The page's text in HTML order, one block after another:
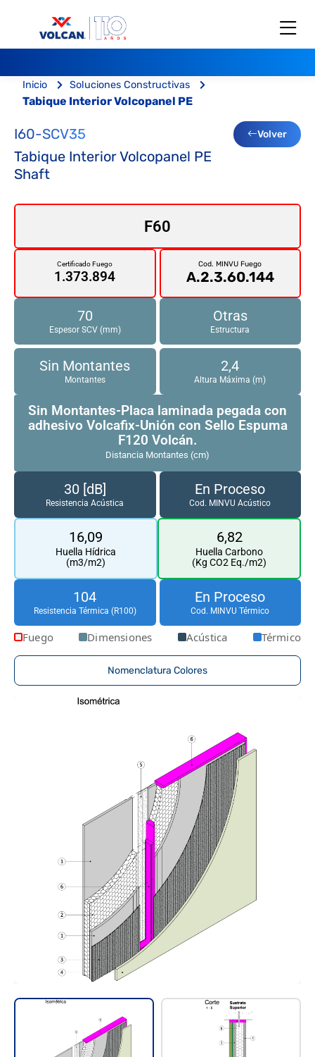
Inicio Soluciones Constructivas
Tabique Interior Volcopanel PE
I60-SCV35 Volver
Tabique Interior Volcopanel PE
Shaft
F60
Certificado Fuego
1.373.894
Cod. MINVU Fuego
A.2.3.60.144
70
Espesor SCV (mm)
Otras
Estructura
Sin Montantes
Montantes
2,4
Altura Máxima (m)
Sin Montantes-Placa laminada pegada con
adhesivo Volcafix-Unión con Sello Espuma
F120 Volcán.
Distancia Montantes (cm)
30 [dB]
Resistencia Acústica
En Proceso
Cod. MINVU Acústico
16,09
Huella Hídrica
(m3/m2)
6,82
Huella Carbono
(Kg CO2 Eq./m2)
104
Resistencia Térmica (R100)
En Proceso
Cod. MINVU Térmico
Fuego Dimensiones Acústica Térmico
Nomenclatura Colores